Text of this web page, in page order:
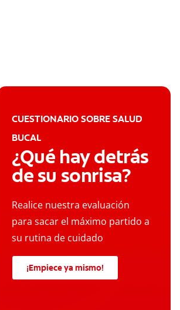
CUESTIONARIO SOBRE SALUD
BUCAL
¿Qué hay detrás
de su sonrisa?
Realice nuestra evaluación
para sacar el máximo partido a
su rutina de cuidado
¡Empiece ya mismo!